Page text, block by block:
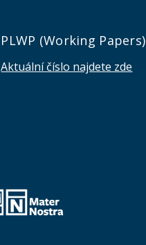
PLWP (Working Papers)
Aktuální číslo najdete zde